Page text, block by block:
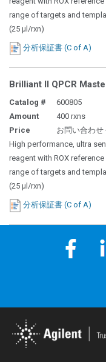
range of targets and
(25 µl/rxn)
分析保証書 (C of A)
Brilliant II QPCR
Catalog #
600805
Amount
400 rxns
Price
お問い合わせ
High performance, ultra
reagent with ROX
range of targets and
(25 µl/rxn)
分析保証書 (C of A)